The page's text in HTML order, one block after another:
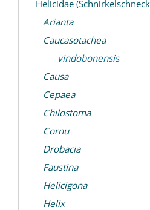
Helicidae
Arianta
Caucasotachea
vindobonensis
Causa
Cepaea
Chilostoma
Cornu
Drobacia
Faustina
Helicigona
Helix